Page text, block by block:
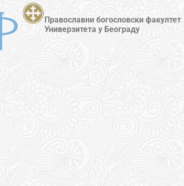
Православни богословски факултет
Универзитета у Београду